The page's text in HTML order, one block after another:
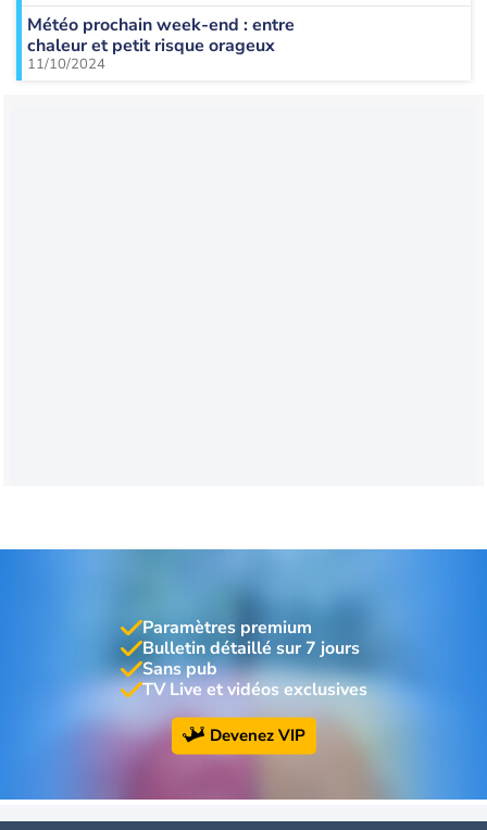
Météo prochain week-end : entre
chaleur et petit risque orageux
11/10/2024
Paramètres premium
Bulletin détaillé sur 7 jours
Sans pub
TV Live et vidéos exclusives
Devenez VIP